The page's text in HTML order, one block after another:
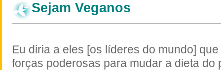
Sejam Veganos
Eu diria a eles [os líderes do mundo]
forças poderosas para mudar a dieta do